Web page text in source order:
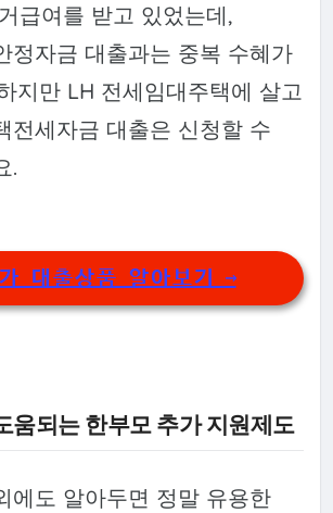
급여를 받고 있었는데,
정자금 대출과는 중복 수혜가
지만 LH 전세임대주택에 살고
전세자금 대출은 신청할 수
.
대출상품 알아보기 →
움되는 한부모 추가 지원제도
에도 알아두면 정말 유용한